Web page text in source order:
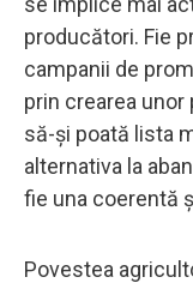
producători. Fie
campanii de
prin crearea
să-și poată lista
alternativa la
fie una coerentă
Povestea